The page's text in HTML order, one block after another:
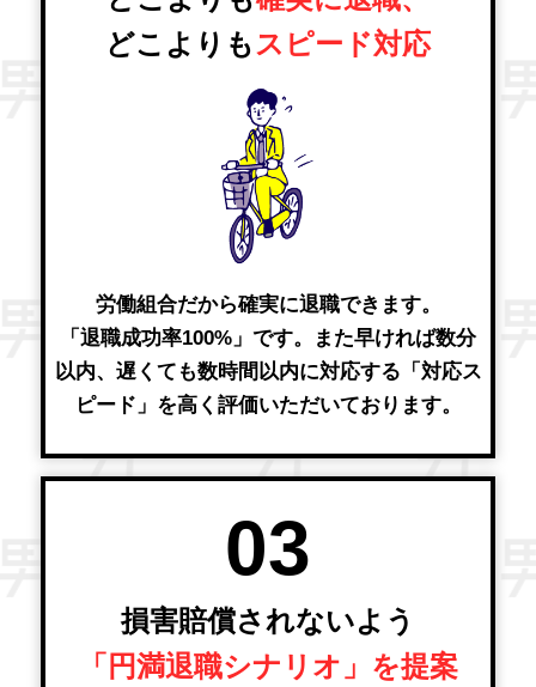
どこよりもスピード対応
労働組合だから確実に退職できます。
「退職成功率100%」です。また早ければ数分
以内、遅くても数時間以内に対応する「対応ス
ピード」を高く評価いただいております。
03
損害賠償されないよう
「円満退職シナリオ」を提案